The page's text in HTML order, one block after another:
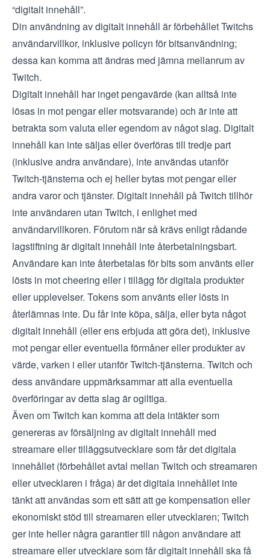
“digitalt innehåll”.
Din användning av digitalt innehåll är förbehållet Twitchs
användarvillkor, inklusive policyn för bitsanvändning;
dessa kan komma att ändras med jämna mellanrum av
Twitch.
Digitalt innehåll har inget pengavärde (kan alltså inte
lösas in mot pengar eller motsvarande) och är inte att
betrakta som valuta eller egendom av något slag. Digitalt
innehåll kan inte säljas eller överföras till tredje part
(inklusive andra användare), inte användas utanför
Twitch-tjänsterna och ej heller bytas mot pengar eller
andra varor och tjänster. Digitalt innehåll på Twitch tillhör
inte användaren utan Twitch, i enlighet med
användarvillkoren. Förutom när så krävs enligt rådande
lagstiftning är digitalt innehåll inte återbetalningsbart.
Användare kan inte återbetalas för bits som använts eller
lösts in mot cheering eller i tillägg för digitala produkter
eller upplevelser. Tokens som använts eller lösts in
återlämnas inte. Du får inte köpa, sälja, eller byta något
digitalt innehåll (eller ens erbjuda att göra det), inklusive
mot pengar eller eventuella förmåner eller produkter av
värde, varken i eller utanför Twitch-tjänsterna. Twitch och
dess användare uppmärksammar att alla eventuella
överföringar av detta slag är ogiltiga.
Även om Twitch kan komma att dela intäkter som
genereras av försäljning av digitalt innehåll med
streamare eller tilläggsutvecklare som får det digitala
innehållet (förbehållet avtal mellan Twitch och streamaren
eller utvecklaren i fråga) är det digitala innehållet inte
tänkt att användas som ett sätt att ge kompensation eller
ekonomiskt stöd till streamaren eller utvecklaren; Twitch
ger inte heller några garantier till någon användare att
streamare eller utvecklare som får digitalt innehåll ska få